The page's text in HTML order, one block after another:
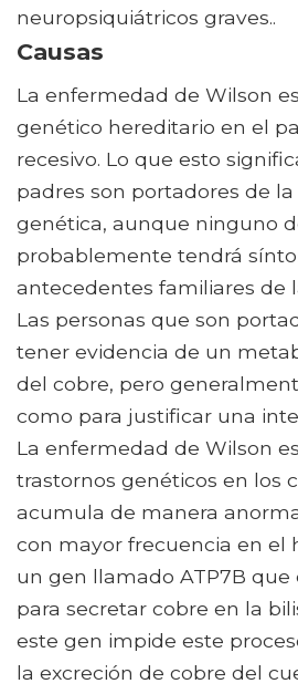
neuropsiquiátricos graves..
Causas
La enfermedad de Wilson
genético hereditario en el
recesivo. Lo que esto
padres son portadores de
genética, aunque ninguno
probablemente tendrá
antecedentes familiares de
Las personas que son
tener evidencia de un
del cobre, pero
como para justificar una
La enfermedad de Wilson
trastornos genéticos en los
acumula de manera
con mayor frecuencia en el
un gen llamado ATP7B que
para secretar cobre en la
este gen impide este
la excreción de cobre del